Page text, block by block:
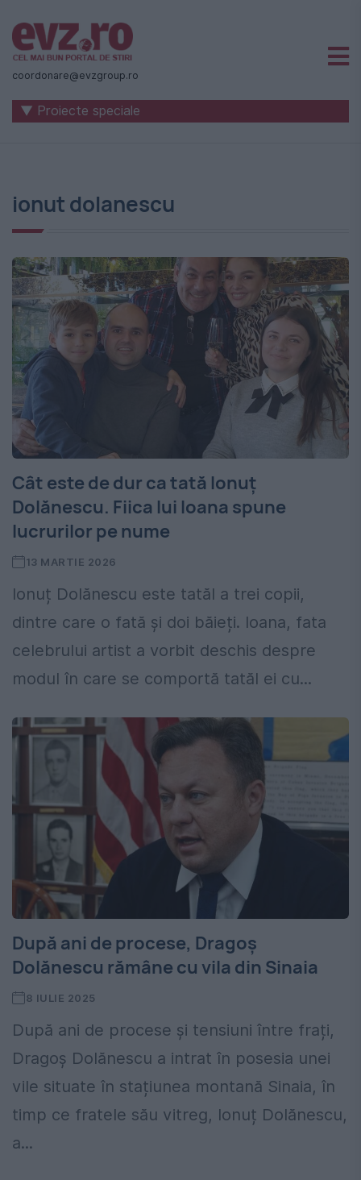
Știri
naționale
internaționale
-
Evenimentul
Zilei
coordonare@evzgroup.ro
▼ Proiecte speciale
ionut dolanescu
⁠Cât este de dur ca tată Ionuț
Dolănescu. Fiica lui Ioana spune
lucrurilor pe nume
13 MARTIE 2026
Ionuț Dolănescu este tatăl a trei copii,
dintre care o fată și doi băieți. Ioana, fata
celebrului artist a vorbit deschis despre
modul în care se comportă tatăl ei cu...
După ani de procese, Dragoș
Dolănescu rămâne cu vila din Sinaia
8 IULIE 2025
După ani de procese și tensiuni între frați,
Dragoș Dolănescu a intrat în posesia unei
vile situate în stațiunea montană Sinaia, în
timp ce fratele său vitreg, Ionuț Dolănescu,
a...